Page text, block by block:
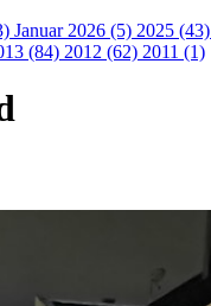
Januar 2026 (5) 2025 (43)
(84) 2012 (62) 2011 (1)